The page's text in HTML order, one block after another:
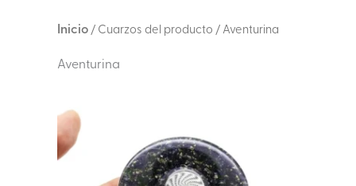
Inicio / Cuarzos del producto / Aventurina
Aventurina